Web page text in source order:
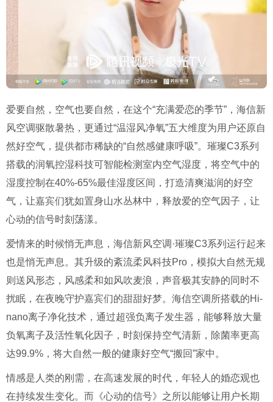
爱要自然，空气也要自然，在这个“充满爱恋的季节”，海信新
风空调驱散暑热，更通过“温湿风净氧”五大维度为用户还原自
然好空气，提供都市稀缺的“自然感健康呼吸”。璀璨C3系列
搭载的润氧控湿科技可智能检测室内空气湿度，将空气中的
湿度控制在40%-65%最佳湿度区间，打造清爽滋润的好空
气，让嘉宾们犹如置身山水丛林中，释放爱的空气因子，让
心动的信号时刻荡漾。
爱情来的时候悄无声息，海信新风空调·璀璨C3系列运行起来
也是悄无声息。其升级的紊流柔风科技Pro，模拟大自然无规
则送风形态，风感柔和如风吹麦浪，声音极其安静的同时不
扰眠，在夜晚守护嘉宾们的甜甜好梦。海信空调所搭载的Hi-
nano离子净化技术，通过超强负离子发生器，能够释放大量
负氧离子及活性氧化因子，时刻保持空气清新，除菌率更高
达99.9%，将大自然一般的健康好空气“搬回”家中。
情感是人类的刚需，在高速发展的时代，年轻人的婚恋观也
在持续发生变化。而《心动的信号》之所以能够让用户长期